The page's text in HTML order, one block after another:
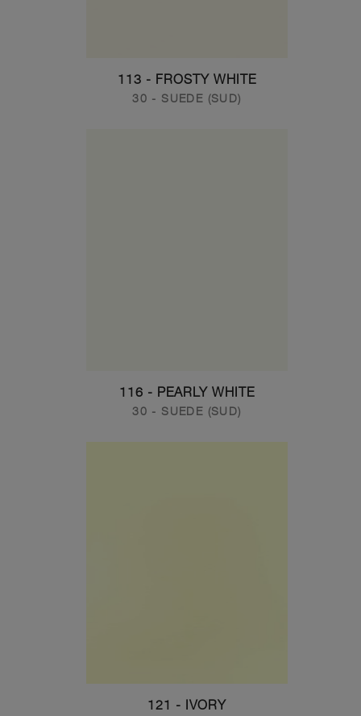
113 - FROSTY WHITE
30 - SUEDE (SUD)
116 - PEARLY WHITE
30 - SUEDE (SUD)
121 - IVORY